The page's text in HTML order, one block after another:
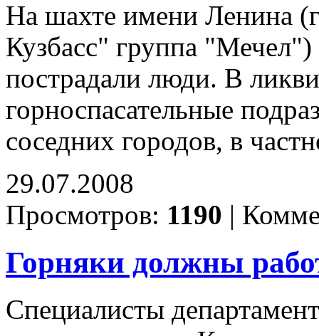
На шахте имени Ленина
Кузбасс" группа "Мечел")
пострадали люди. В
горноспасательные
соседних городов, в
29.07.2008
Просмотров: 1190 |
Горняки должны
Специалисты